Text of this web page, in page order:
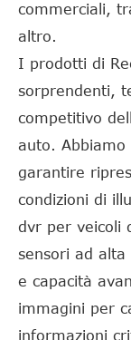
commerciali,
altro.
I prodotti di
sorprendenti,
competitivo
auto.
garantire
condizioni di
dvr per veicoli
sensori ad alta
e capacità
immagini per
informazioni